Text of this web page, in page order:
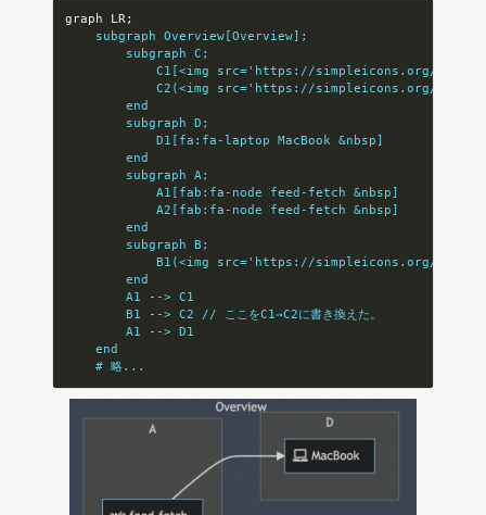
    subgraph Overview[Overview];
        subgraph C;
C1[<img src='https://simpleicons.org/
C2(<img src='https://simpleicons.org/
        end
        subgraph D;
            D1[fa:fa-laptop MacBook &nbsp]
        end
        subgraph A;
            A1[fab:fa-node feed-fetch &nbsp]
            A2[fab:fa-node feed-fetch &nbsp]
        end
        subgraph B;
B1(<img src='https://simpleicons.org/
        end
        A1 --> C1
        B1 --> C2 // ここをC1→C2に書き換えた。
        A1 --> D1
    end
    # 略...